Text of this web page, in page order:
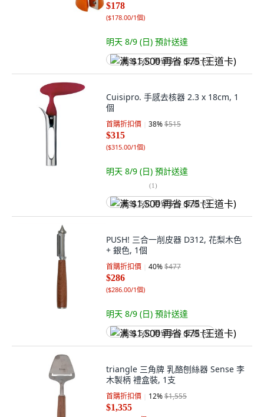
$178
($178.00/1個)
明天 8/9 (日) 預計送達
满 $1,500 再省 $75 (王道卡)
Cuisipro. 手感去核器 2.3 x 18cm, 1
個
首購折扣價 38%$515
$315
($315.00/1個)
明天 8/9 (日) 預計送達
(1)
满 $1,500 再省 $75 (王道卡)
PUSH! 三合一削皮器 D312, 花梨木色
+ 銀色, 1個
首購折扣價 40%$477
$286
($286.00/1個)
明天 8/9 (日) 預計送達
满 $1,500 再省 $75 (王道卡)
triangle 三角牌 乳酪刨絲器 Sense 李
木製柄 禮盒裝, 1支
首購折扣價 12%$1,555
$1,355